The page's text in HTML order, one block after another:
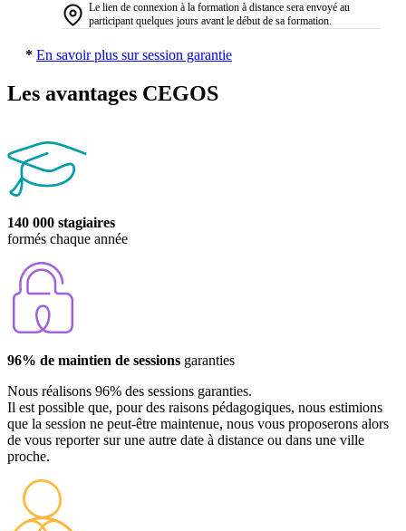
Le lien de connexion à la formation à distance sera envoyé au
participant quelques jours avant le début de sa formation.
* En savoir plus sur session garantie
Les avantages CEGOS
140 000 stagiaires
formés chaque année
96% de maintien de sessions garanties
Nous réalisons 96% des sessions garanties.
Il est possible que, pour des raisons pédagogiques, nous estimions
que la session ne peut-être maintenue, nous vous proposerons alors
de vous reporter sur une autre date à distance ou dans une ville
proche.